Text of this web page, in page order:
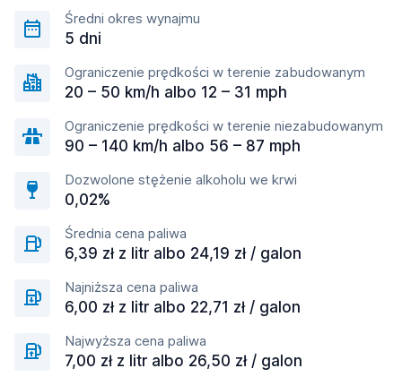
Średni okres wynajmu
5 dni
Ograniczenie prędkości w terenie zabudowanym
20 – 50 km/h albo 12 – 31 mph
Ograniczenie prędkości w terenie niezabudowanym
90 – 140 km/h albo 56 – 87 mph
Dozwolone stężenie alkoholu we krwi
0,02%
Średnia cena paliwa
6,39 zł z litr albo 24,19 zł / galon
Najniższa cena paliwa
6,00 zł z litr albo 22,71 zł / galon
Najwyższa cena paliwa
7,00 zł z litr albo 26,50 zł / galon